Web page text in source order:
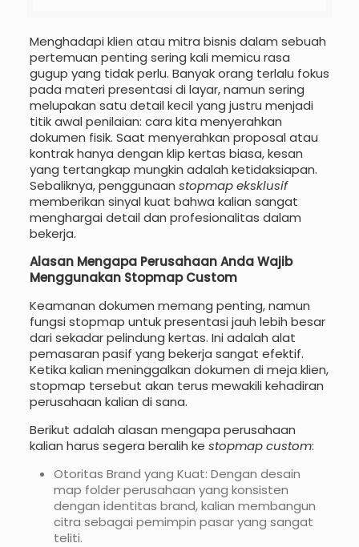
Menghadapi klien atau mitra bisnis dalam sebuah
pertemuan penting sering kali memicu rasa
gugup yang tidak perlu. Banyak orang terlalu fokus
pada materi presentasi di layar, namun sering
melupakan satu detail kecil yang justru menjadi
titik awal penilaian: cara kita menyerahkan
dokumen fisik. Saat menyerahkan proposal atau
kontrak hanya dengan klip kertas biasa, kesan
yang tertangkap mungkin adalah ketidaksiapan.
Sebaliknya, penggunaan stopmap eksklusif
memberikan sinyal kuat bahwa kalian sangat
menghargai detail dan profesionalitas dalam
bekerja.
Alasan Mengapa Perusahaan Anda Wajib
Menggunakan Stopmap Custom
Keamanan dokumen memang penting, namun
fungsi stopmap untuk presentasi jauh lebih besar
dari sekadar pelindung kertas. Ini adalah alat
pemasaran pasif yang bekerja sangat efektif.
Ketika kalian meninggalkan dokumen di meja klien,
stopmap tersebut akan terus mewakili kehadiran
perusahaan kalian di sana.
Berikut adalah alasan mengapa perusahaan
kalian harus segera beralih ke stopmap custom:
Otoritas Brand yang Kuat: Dengan desain
map folder perusahaan yang konsisten
dengan identitas brand, kalian membangun
citra sebagai pemimpin pasar yang sangat
teliti.